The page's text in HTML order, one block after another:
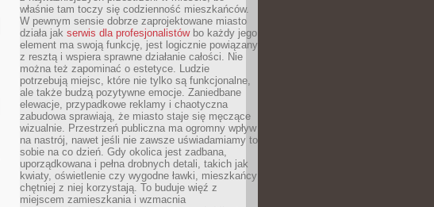
właśnie tam toczy się codzienność mieszkańców.
W pewnym sensie dobrze zaprojektowane miasto
działa jak serwis dla profesjonalistówbo każdy jego
element ma swoją funkcję, jest logicznie powiązany
z resztą i wspiera sprawne działanie całości. Nie
można też zapominać o estetyce. Ludzie
potrzebują miejsc, które nie tylko są funkcjonalne,
ale także budzą pozytywne emocje. Zaniedbane
elewacje, przypadkowe reklamy i chaotyczna
zabudowa sprawiają, że miasto staje się męczące
wizualnie. Przestrzeń publiczna ma ogromny wpływ
na nastrój, nawet jeśli nie zawsze uświadamiamy to
sobie na co dzień. Gdy okolica jest zadbana,
uporządkowana i pełna drobnych detali, takich jak
kwiaty, oświetlenie czy wygodne ławki, mieszkańcy
chętniej z niej korzystają. To buduje więź z
miejscem zamieszkania i wzmacnia